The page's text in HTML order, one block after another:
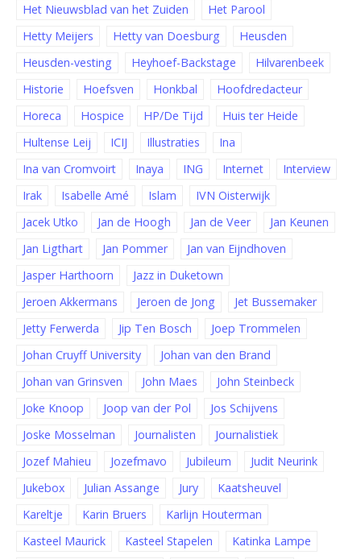
Het Nieuwsblad van het Zuiden
Het Parool
Hetty Meijers
Hetty van Doesburg
Heusden
Heusden-vesting
Heyhoef-Backstage
Hilvarenbeek
Historie
Hoefsven Honkbal
Hoofdredacteur
Horeca
Hospice HP/De Tijd
Huis ter Heide
Hultense Leij
ICIJ Illustraties
Ina
Ina van Cromvoirt
Inaya ING Internet
Interview
Irak
Isabelle Amé Islam
IVN Oisterwijk
Jacek Utko
Jan de Hoogh Jan de Veer
Jan Keunen
Jan Ligthart
Jan Pommer
Jan van Eijndhoven
Jasper Harthoorn
Jazz in Duketown
Jeroen Akkermans
Jeroen de Jong
Jet Bussemaker
Jetty Ferwerda
Jip Ten Bosch
Joep Trommelen
Johan Cruyff University
Johan van den Brand
Johan van Grinsven
John Maes
John Steinbeck
Joke Knoop
Joop van der Pol
Jos Schijvens
Joske Mosselman
Journalisten
Journalistiek
Jozef Mahieu
Jozefmavo Jubileum
Judit Neurink
Jukebox
Julian Assange Jury
Kaatsheuvel
Kareltje
Karin Bruers
Karlijn Houterman
Kasteel Maurick
Kasteel Stapelen Katinka Lampe